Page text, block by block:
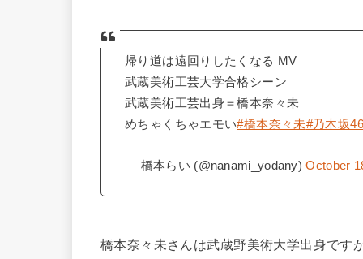
帰り道は遠回りしたくなる MV
武蔵美術工芸大学合格シーン
武蔵美術工芸出身＝橋本奈々未
めちゃくちゃエモい#橋本奈々未#乃木坂46
— 橋本らい (@nanami_yodany)October
橋本奈々未さんは武蔵野美術大学出身です